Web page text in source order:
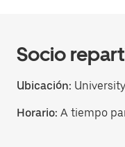
Socio
Ubicación:
Horario: A tiempo